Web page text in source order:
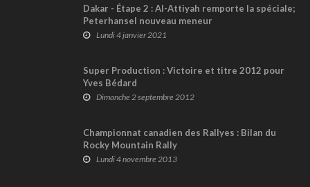
Dakar - Étape 2 : Al-Attiyah remporte la spéciale;
Peterhansel nouveau meneur
Lundi 4 janvier 2021
Super Production : Victoire et titre 2012 pour
Yves Bédard
Dimanche 2 septembre 2012
Championnat canadien des Rallyes : Bilan du
Rocky Mountain Rally
Lundi 4 novembre 2013